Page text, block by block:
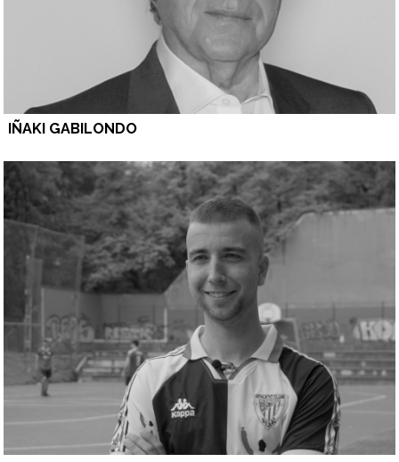
IÑAKI GABILONDO